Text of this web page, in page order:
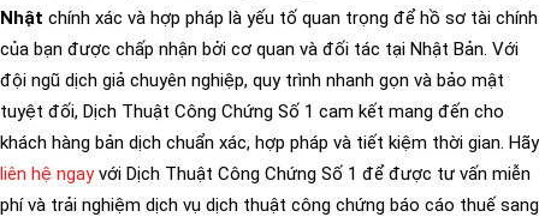
Nhật chính xác và hợp pháp là yếu tố quan trọng để hồ sơ tài chính
của bạn được chấp nhận bởi cơ quan và đối tác tại Nhật Bản. Với
đội ngũ dịch giả chuyên nghiệp, quy trình nhanh gọn và bảo mật
tuyệt đối, Dịch Thuật Công Chứng Số 1 cam kết mang đến cho
khách hàng bản dịch chuẩn xác, hợp pháp và tiết kiệm thời gian. Hãy
liên hệ ngayvới Dịch Thuật Công Chứng Số 1 để được tư vấn miễn
phí và trải nghiệm dịch vụ dịch thuật công chứng báo cáo thuế sang